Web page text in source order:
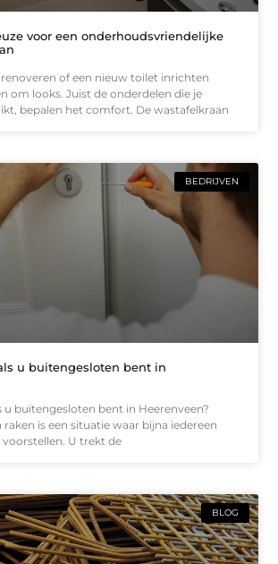
voor een onderhoudsvriendelijke
of een nieuw toilet inrichten
om looks. Juist de onderdelen die je
bepalen het comfort. De wastafelkraan
BEDRIJVEN
u buitengesloten bent in
u buitengesloten bent in Heerenveen?
is een situatie waar bijna iedereen
voorstellen. U trekt de
BLOG